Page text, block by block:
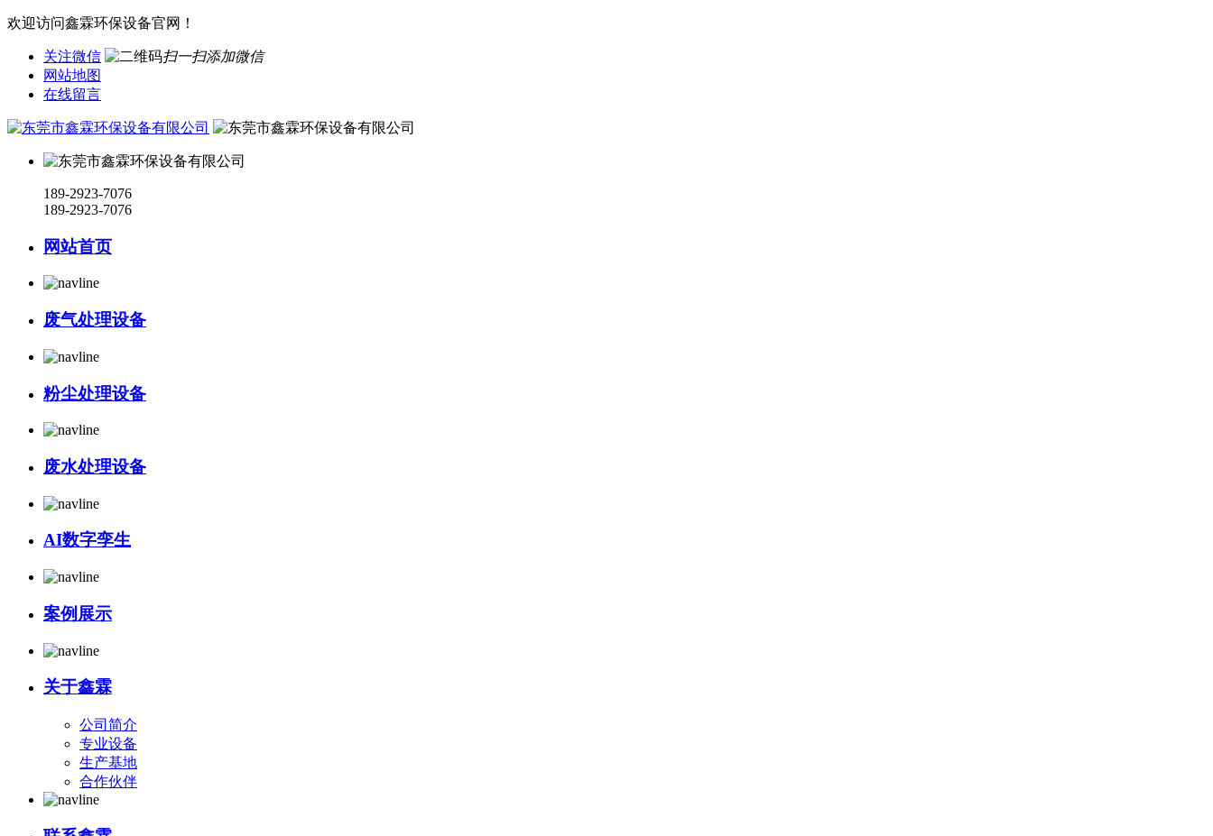
欢迎访问鑫霖环保设备官网！
关注微信
扫一扫添加微信
网站地图
在线留言
189-2923-7076
189-2923-7076
网站首页
废气处理设备
粉尘处理设备
废水处理设备
AI数字孪生
案例展示
关于鑫霖
公司简介
专业设备
生产基地
合作伙伴